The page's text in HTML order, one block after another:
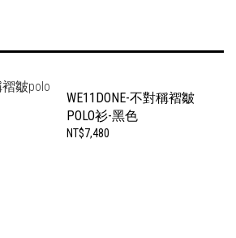
WE11DONE-不對稱褶皺
POLO衫-黑色
NT$7,480